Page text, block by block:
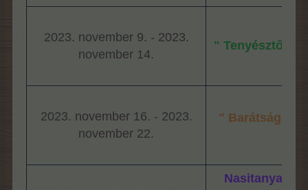
2023. november 9. - 2023.
november 14.
" Tenyésztős
2023. november 16. - 2023.
november 22.
" Barátság
Nasitanya